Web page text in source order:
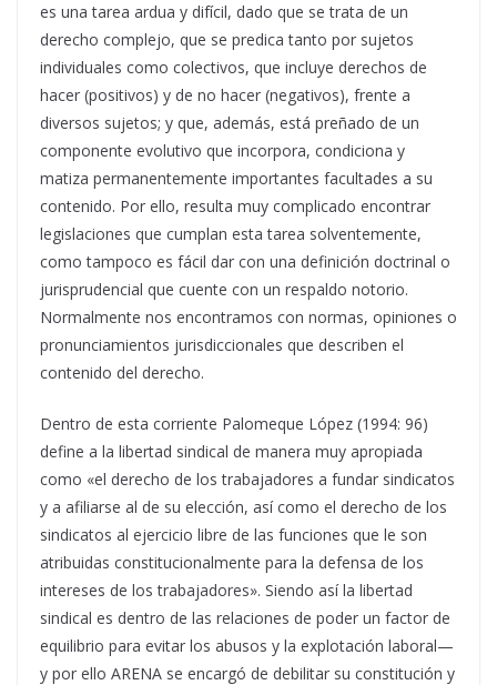
es una tarea ardua y difícil, dado que se trata de un
derecho complejo, que se predica tanto por sujetos
individuales como colectivos, que incluye derechos de
hacer (positivos) y de no hacer (negativos), frente a
diversos sujetos; y que, además, está preñado de un
componente evolutivo que incorpora, condiciona y
matiza permanentemente importantes facultades a su
contenido. Por ello, resulta muy complicado encontrar
legislaciones que cumplan esta tarea solventemente,
como tampoco es fácil dar con una definición doctrinal o
jurisprudencial que cuente con un respaldo notorio.
Normalmente nos encontramos con normas, opiniones o
pronunciamientos jurisdiccionales que describen el
contenido del derecho.
Dentro de esta corriente Palomeque López (1994: 96)
define a la libertad sindical de manera muy apropiada
como «el derecho de los trabajadores a fundar sindicatos
y a afiliarse al de su elección, así como el derecho de los
sindicatos al ejercicio libre de las funciones que le son
atribuidas constitucionalmente para la defensa de los
intereses de los trabajadores». Siendo así la libertad
sindical es dentro de las relaciones de poder un factor de
equilibrio para evitar los abusos y la explotación laboral—
y por ello ARENA se encargó de debilitar su constitución y